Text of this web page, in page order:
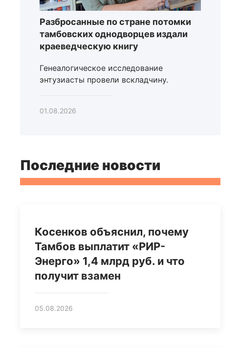
Разбросанные по стране потомки
тамбовских однодворцев издали
краеведческую книгу
Генеалогическое исследование
энтузиасты провели вскладчину.
01.08.2026
Последние новости
Косенков объяснил, почему
Тамбов выплатит «РИР-
Энерго» 1,4 млрд руб. и что
получит взамен
05.08.2026